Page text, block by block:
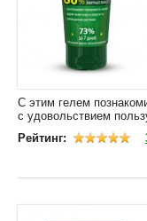
С этим гелем
с удовольствием
Рейтинг: